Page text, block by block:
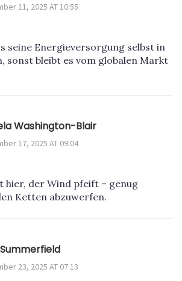
11, 2025 AT 10:55
seine Energieversorgung selbst in
sonst bleibt es vom globalen Markt
Washington-Blair
17, 2025 AT 09:04
hier, der Wind pfeift – genug
Ketten abzuwerfen.
23, 2025 AT 07:13